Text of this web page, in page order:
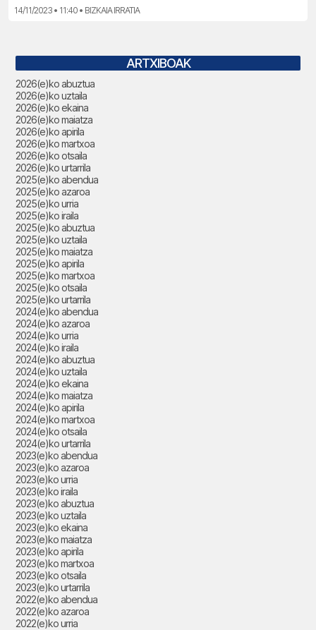
14/11/2023 • 11:40 • BIZKAIA IRRATIA
ARTXIBOAK
2026(e)ko abuztua
2026(e)ko uztaila
2026(e)ko ekaina
2026(e)ko maiatza
2026(e)ko apirila
2026(e)ko martxoa
2026(e)ko otsaila
2026(e)ko urtarrila
2025(e)ko abendua
2025(e)ko azaroa
2025(e)ko urria
2025(e)ko iraila
2025(e)ko abuztua
2025(e)ko uztaila
2025(e)ko maiatza
2025(e)ko apirila
2025(e)ko martxoa
2025(e)ko otsaila
2025(e)ko urtarrila
2024(e)ko abendua
2024(e)ko azaroa
2024(e)ko urria
2024(e)ko iraila
2024(e)ko abuztua
2024(e)ko uztaila
2024(e)ko ekaina
2024(e)ko maiatza
2024(e)ko apirila
2024(e)ko martxoa
2024(e)ko otsaila
2024(e)ko urtarrila
2023(e)ko abendua
2023(e)ko azaroa
2023(e)ko urria
2023(e)ko iraila
2023(e)ko abuztua
2023(e)ko uztaila
2023(e)ko ekaina
2023(e)ko maiatza
2023(e)ko apirila
2023(e)ko martxoa
2023(e)ko otsaila
2023(e)ko urtarrila
2022(e)ko abendua
2022(e)ko azaroa
2022(e)ko urria